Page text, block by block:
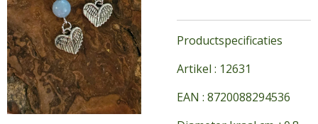
Productspecificaties
Artikel : 12631
EAN : 8720088294536